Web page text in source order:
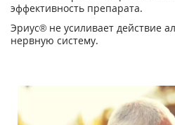
эффективность препарата.
Эриус® не усиливает действие
нервную систему.